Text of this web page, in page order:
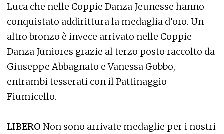
Luca che nelle Coppie Danza Jeunesse hanno
conquistato addirittura la medaglia d’oro. Un
altro bronzo è invece arrivato nelle Coppie
Danza Juniores grazie al terzo posto raccolto da
Giuseppe Abbagnato e Vanessa Gobbo,
entrambi tesserati con il Pattinaggio
Fiumicello.
LIBERO Non sono arrivate medaglie per i nostri